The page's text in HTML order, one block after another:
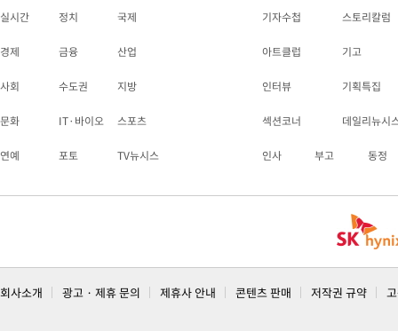
실시간 정치 국제
경제 금융 산업
사회 수도권 지방
문화 IT·바이오 스포츠
연예 포토 TV뉴시스
기자수첩 스토리칼럼
아트클럽 기고
인터뷰 기획특집
섹션코너 데일리뉴시
인사 부고 동정
회사소개 광고 · 제휴 문의 제휴사 안내 콘텐츠 판매 저작권 규약